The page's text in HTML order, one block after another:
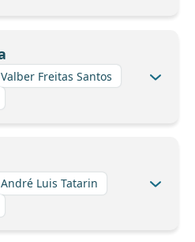
Valber Freitas Santos
André Luis Tatarin